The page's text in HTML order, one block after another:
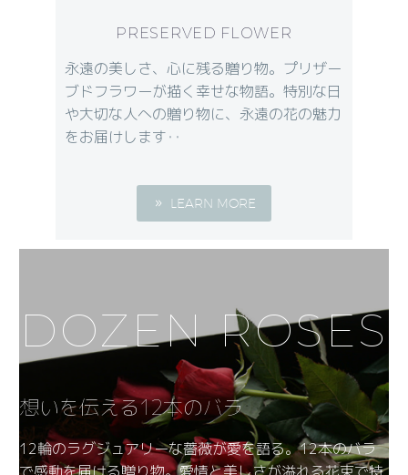
PRESERVED FLOWER
永遠の美しさ、心に残る贈り物。プリザー
ブドフラワーが描く幸せな物語。特別な日
や大切な人への贈り物に、永遠の花の魅力
をお届けします‥
LEARN MORE
DOZEN ROSES
想いを伝える12本のバラ
12輪のラグジュアリーな薔薇が愛を語る。12本のバラ